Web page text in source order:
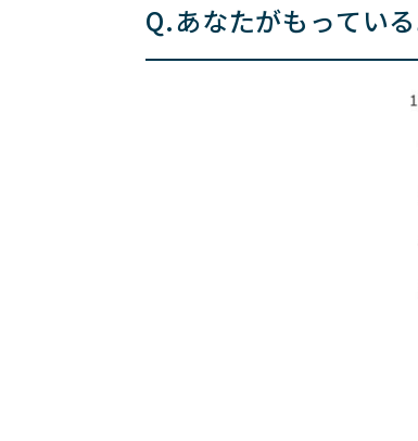
Q.あなたがもってい